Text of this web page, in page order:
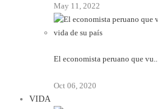
May 11, 2022
El economista peruano que vu..
Oct 06, 2020
VIDA